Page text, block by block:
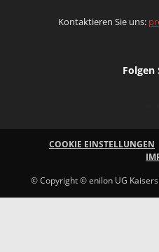
Kontaktieren Sie uns:
Folgen
COOKIE EINSTELLUNGEN
© Copyright © enilon UG